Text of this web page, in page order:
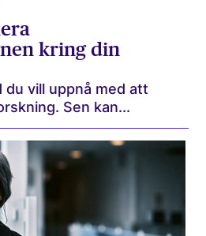
kring din
vill uppnå med att
Sen kan...